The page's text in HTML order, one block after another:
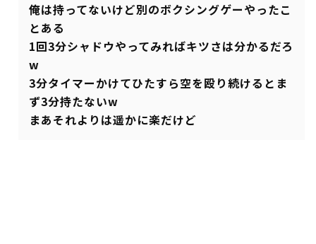
俺は持ってないけど別のボクシングゲーやったこ
とある
1回3分シャドウやってみればキツさは分かるだろ
w
3分タイマーかけてひたすら空を殴り続けるとま
ず3分持たないw
まあそれよりは遥かに楽だけど